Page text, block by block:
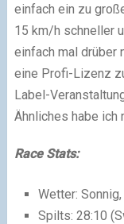
einfach ein zu
15 km/h schneller
einfach mal drüber
eine Profi-Lizenz
Label-
Ähnliches habe ich
Race Stats:
Wetter:
Spilts: 28:10